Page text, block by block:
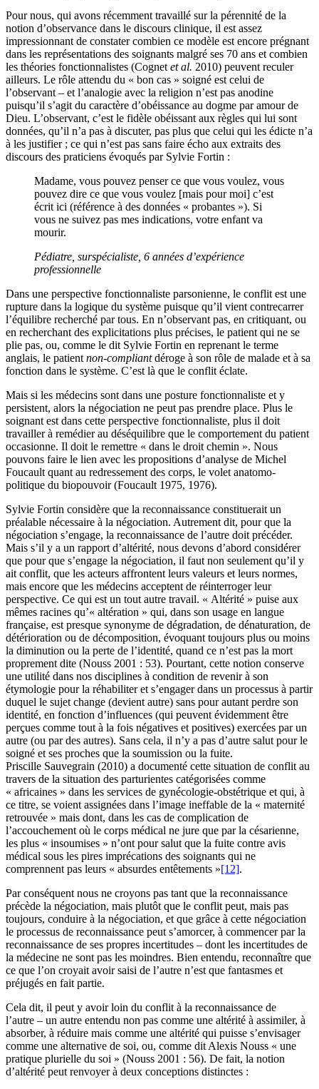
Pour nous, qui avons récemment travaillé sur la pérennité de la
notion d’observance dans le discours clinique, il est assez
impressionnant de constater combien ce modèle est encore prégnant
dans les représentations des soignants malgré ses 70 ans et combien
les théories fonctionnalistes (Cognetet al. 2010) peuvent reculer
ailleurs. Le rôle attendu du « bon cas » soigné est celui de
l’observant – et l’analogie avec la religion n’est pas anodine
puisqu’il s’agit du caractère d’obéissance au dogme par amour de
Dieu. L’observant, c’est le fidèle obéissant aux règles qui lui sont
données, qu’il n’a pas à discuter, pas plus que celui qui les édicte n’a
à les justifier ; ce qui n’est pas sans faire écho aux extraits des
discours des praticiens évoqués par Sylvie Fortin :
Madame, vous pouvez penser ce que vous voulez, vous
pouvez dire ce que vous voulez [mais pour moi] c’est
écrit ici (référence à des données « probantes »). Si
vous ne suivez pas mes indications, votre enfant va
mourir.
Pédiatre, surspécialiste, 6 années d’expérience
professionnelle
Dans une perspective fonctionnaliste parsonienne, le conflit est une
rupture dans la logique du système puisque qu’il vient contrecarrer
l’équilibre recherché par tous. En n’observant pas, en critiquant, ou
en recherchant des explicitations plus précises, le patient qui ne se
plie pas, ou, comme le dit Sylvie Fortin en reprenant le terme
anglais, le patientnon-compliantdéroge à son rôle de malade et à sa
fonction dans le système. C’est là que le conflit éclate.
Mais si les médecins sont dans une posture fonctionnaliste et y
persistent, alors la négociation ne peut pas prendre place. Plus le
soignant est dans cette perspective fonctionnaliste, plus il doit
travailler à remédier au déséquilibre que le comportement du patient
occasionne. Il doit le remettre « dans le droit chemin ». Nous
pouvons faire le lien avec les propositions d’analyse de Michel
Foucault quant au redressement des corps, le volet anatomo-
politique du biopouvoir (Foucault 1975, 1976).
Sylvie Fortin considère que la reconnaissance constituerait un
préalable nécessaire à la négociation. Autrement dit, pour que la
négociation s’engage, la reconnaissance de l’autre doit précéder.
Mais s’il y a un rapport d’altérité, nous devons d’abord considérer
que pour que s’engage la négociation, il faut non seulement qu’il y
ait conflit, que les acteurs affrontent leurs valeurs et leurs normes,
mais encore que les médecins acceptent de réinterroger leur
perspective. Ce qui est un tout autre travail. « Altérité » puise aux
mêmes racines qu’« altération » qui, dans son usage en langue
française, est presque synonyme de dégradation, de dénaturation, de
détérioration ou de décomposition, évoquant toujours plus ou moins
la diminution ou la perte de l’identité, quand ce n’est pas la mort
proprement dite (Nouss 2001 : 53). Pourtant, cette notion conserve
une utilité dans nos disciplines à condition de revenir à son
étymologie pour la réhabiliter et s’engager dans un processus à partir
duquel le sujet change (devient autre) sans pour autant perdre son
identité, en fonction d’influences (qui peuvent évidemment être
perçues comme tout à la fois négatives et positives) exercées par un
autre (ou par des autres). Sans cela, il n’y a pas d’autre salut pour le
soigné et ses proches que la soumission ou la fuite.
Priscille Sauvegrain (2010) a documenté cette situation de conflit au
travers de la situation des parturientes catégorisées comme
« africaines » dans les services de gynécologie-obstétrique et qui, à
ce titre, se voient assignées dans l’image ineffable de la « maternité
retrouvée » mais dont, dans les cas de complication de
l’accouchement où le corps médical ne jure que par la césarienne,
les plus « insoumises » n’ont pour salut que la fuite contre avis
médical sous les pires imprécations des soignants qui ne
comprennent pas leurs « absurdes entêtements »[12].
Par conséquent nous ne croyons pas tant que la reconnaissance
précède la négociation, mais plutôt que le conflit peut, mais pas
toujours, conduire à la négociation, et que grâce à cette négociation
le processus de reconnaissance peut s’amorcer, à commencer par la
reconnaissance de ses propres incertitudes – dont les incertitudes de
la médecine ne sont pas les moindres. Bien entendu, reconnaître que
ce que l’on croyait avoir saisi de l’autre n’est que fantasmes et
préjugés en fait partie.
Cela dit, il peut y avoir loin du conflit à la reconnaissance de
l’autre – un autre entendu non pas comme une altérité à assimiler, à
absorber, à réduire mais comme une altérité qui puisse s’envisager
comme une alternative de soi, ou, comme dit Alexis Nouss « une
pratique plurielle du soi » (Nouss 2001 : 56). De fait, la notion
d’altérité peut renvoyer à deux conceptions distinctes :